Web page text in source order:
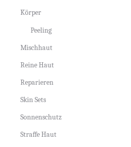
Körper
Peeling
Mischhaut
Reine Haut
Reparieren
Skin Sets
Sonnenschutz
Straffe Haut